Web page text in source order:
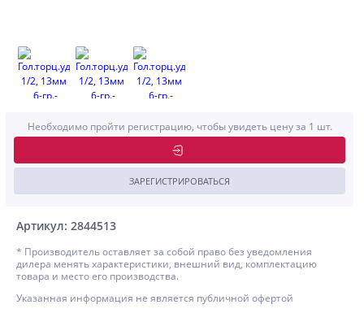
Артикул: 2844513
Необходимо пройти регистрацию, чтобы увидеть цену за 1 шт.
ЗАРЕГИСТРИРОВАТЬСЯ
* Производитель оставляет за собой право без уведомления
дилера менять характеристики, внешний вид, комплектацию
товара и место его производства.
Указанная информация не является публичной офертой